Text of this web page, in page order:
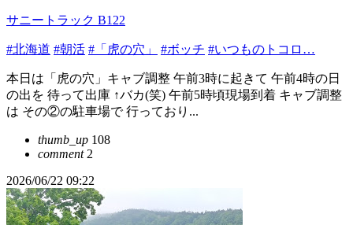
サニートラック B122
#北海道 #朝活 #「虎の穴」 #ボッチ #いつものトコロ…
本日は「虎の穴」キャブ調整 午前3時に起きて 午前4時の日
の出を 待って出庫 ↑バカ(笑) 午前5時頃現場到着 キャブ調整
は その②の駐車場で 行っており...
thumb_up 108
comment2
2026/06/22 09:22